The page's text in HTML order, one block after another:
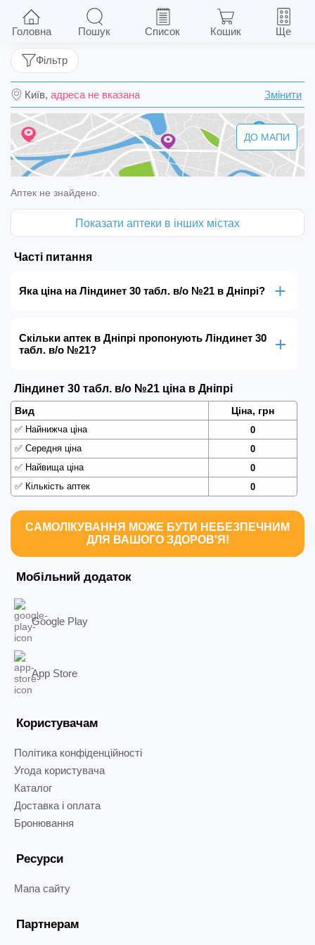
Ліндинет 30 табл. в/о №21
Київ, адреса не вказана Змінити
Фільтр
ДО МАПИ
Аптек не знайдено.
Показати аптеки в інших містах
Часті питання
Яка ціна на Ліндинет 30 табл. в/о №21 в Дніпрі?
Скільки аптек в Дніпрі пропонують Ліндинет 30
табл. в/о №21?
Ліндинет 30 табл. в/о №21 ціна в Дніпрі
Вид Ціна, грн
✅ Найнижча ціна
0
✅ Середня ціна
0
✅ Найвища ціна
0
✅ Кількість аптек 0
САМОЛІКУВАННЯ МОЖЕ БУТИ НЕБЕЗПЕЧНИМ
ДЛЯ ВАШОГО ЗДОРОВ'Я!
Мобільний додаток
Google Play
App Store
Користувачам
Політика конфіденційності
Угода користувача
Каталог
Доставка і оплата
Бронювання
Ресурси
Мапа сайту
Партнерам
Головна Пошук Список Кошик Ще